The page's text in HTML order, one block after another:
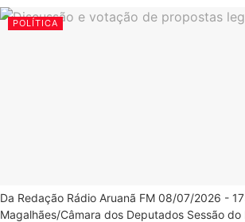
POLÍTICA
Da Redação Rádio Aruanã FM 08/07/2026 -
Magalhães/Câmara dos Deputados Sessão do